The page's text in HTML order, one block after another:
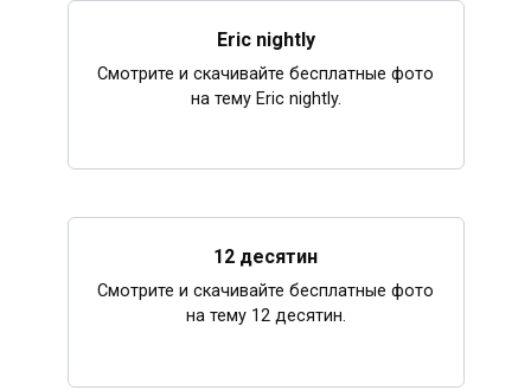
Eric nightly
Смотрите и скачивайте бесплатные фото
на тему Eric nightly.
12 десятин
Смотрите и скачивайте бесплатные фото
на тему 12 десятин.